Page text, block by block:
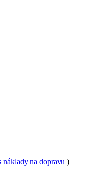
náklady na dopravu )